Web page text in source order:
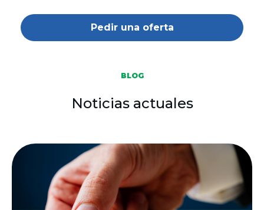
Pedir una oferta
BLOG
Noticias actuales